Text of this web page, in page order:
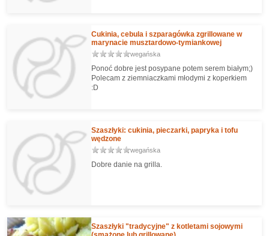
Cukinia, cebula i szparagówka zgrillowane w
marynacie musztardowo-tymiankowej
wegańska
Ponoć dobre jest posypane potem serem białym;)
Polecam z ziemniaczkami młodymi z koperkiem
:D
Szaszłyki: cukinia, pieczarki, papryka i tofu
wędzone
wegańska
Dobre danie na grilla.
Szaszłyki "tradycyjne" z kotletami sojowymi